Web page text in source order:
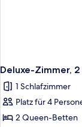
Deluxe-Zimmer,
1 Schlafzimmer
Platz für 4
2 Queen-Betten